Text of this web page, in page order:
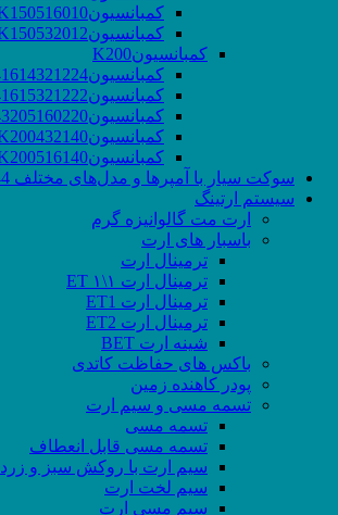
کمبانسیونK150516010
کمبانسیونK150532012
کمبانسیونK200
کمبانسیونK20041614321224
کمبانسیونK20041615321222
کمبانسیونK20043205160220
کمبانسیونK200432140
کمبانسیونK200516140
سوکت‌ سیار با آمپرها و مدل‌های مختلف IP44
سیستم ارتینگ
ارت مت گالوانیزه گرم
باسبار های ارت
ترمینال ارت
ترمینال ارت ۱\۱ ET
ترمینال ارت ET1
ترمینال ارت ET2
شینه ارت BET
باکس های حفاظت کاتدی
پودر کاهنده زمین
تسمه مسی و سیم ارت
تسمه مسی
تسمه مسی قابل انعطاف
سیم ارت با روکش سبز و زرد
سیم لخت ارت
سیم مسی ارت